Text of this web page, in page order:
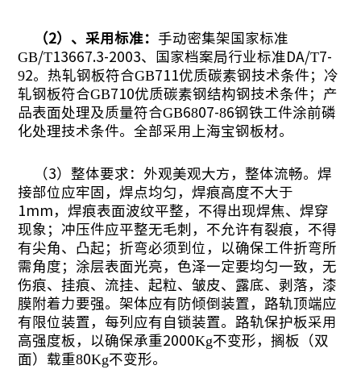
（2）、采用标准：手动密集架国家标准
GB/T13667.3-2003、国家档案局行业标准DA/T7-
92。热轧钢板符合GB711优质碳素钢技术条件；冷
轧钢板符合GB710优质碳素钢结构钢技术条件；产
品表面处理及质量符合GB6807-86钢铁工件涂前磷
化处理技术条件。全部采用上海宝钢板材。
（3）整体要求：外观美观大方，整体流畅。焊
接部位应牢固，焊点均匀，焊痕高度不大于
1mm，焊痕表面波纹平整，不得出现焊焦、焊穿
现象；冲压件应平整无毛刺，不允许有裂痕，不得
有尖角、凸起；折弯必须到位，以确保工件折弯所
需角度；涂层表面光亮，色泽一定要均匀一致，无
伤痕、挂痕、流挂、起粒、皱皮、露底、剥落，漆
膜附着力要强。架体应有防倾倒装置，路轨顶端应
有限位装置，每列应有自锁装置。路轨保护板采用
高强度板，以确保承重2000Kg不变形，搁板（双
面）载重80Kg不变形。